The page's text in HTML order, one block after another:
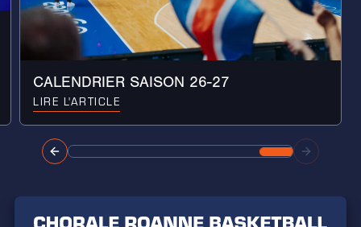
CALENDRIER SAISON 26-27
LIRE L'ARTICLE